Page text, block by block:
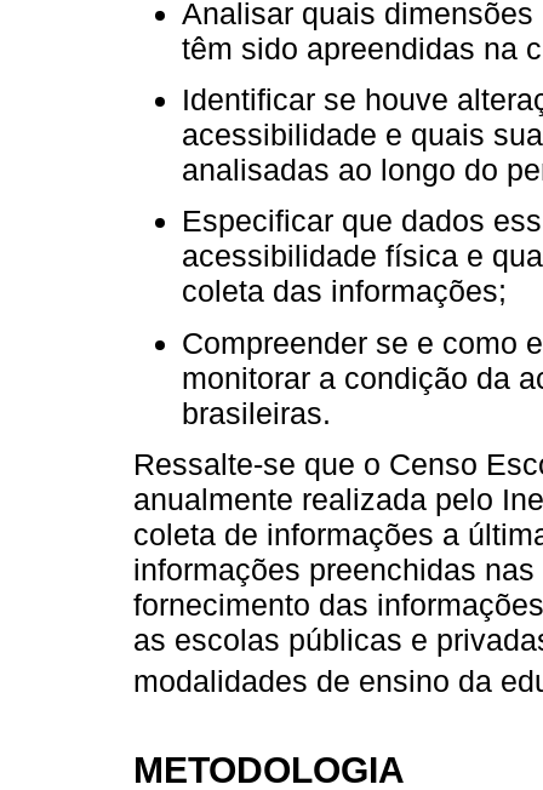
Analisar quais
têm sido apreendidas na
Identificar se houve
acessibilidade e quais
analisadas ao longo do
Especificar que dados
acessibilidade física e
coleta das informações;
Compreender se e como
monitorar a condição da
brasileiras.
Ressalte-se que o Censo
anualmente realizada pelo
coleta de informações a
informações preenchidas
fornecimento das
as escolas públicas e
modalidades de ensino da
METODOLOGIA